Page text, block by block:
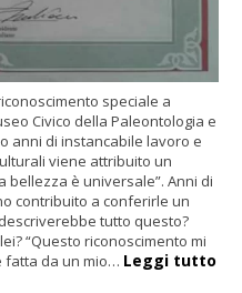
speciale a
Civico della Paleontologia e
anni di instancabile lavoro e
viene attribuito un
è universale”. Anni di
contribuito a conferirle un
tutto questo?
“Questo riconoscimento mi
fatta da un mio… Leggi tutto